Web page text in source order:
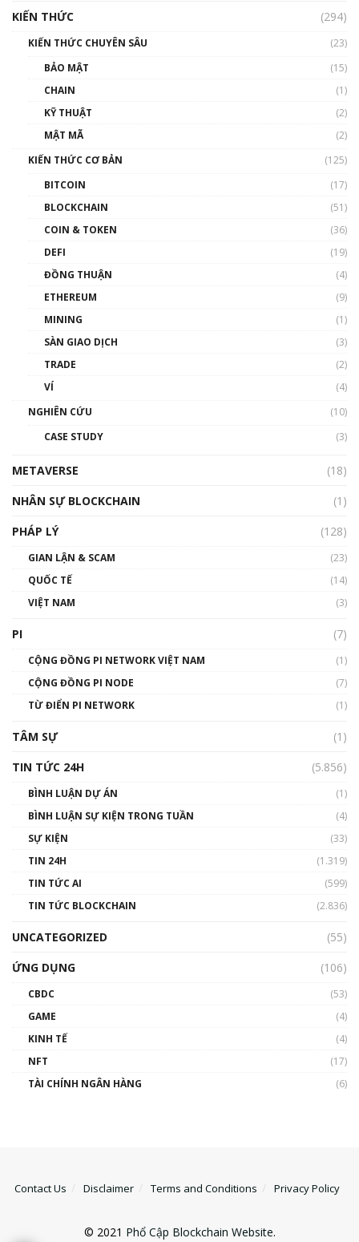
00:43:47
như thể nào?
00:39:31
Phổ cập Blockchain
thống & Crypto qua các cuộc chiến | Phổ cập
01:32:59
gió ấm
Talkshow 14: MemeCoin – Trò đùa tỷ đô
01:29:26
KIẾN THỨC
(294)
KIẾN THỨC CHUYÊN SÂU
(23)
BẢO MẬT
(15)
CHAIN
(1)
KỸ THUẬT
(2)
MẬT MÃ
(2)
KIẾN THỨC CƠ BẢN
(125)
BITCOIN
(17)
BLOCKCHAIN
(51)
COIN & TOKEN
(36)
DEFI
(19)
ĐỒNG THUẬN
(4)
ETHEREUM
(9)
MINING
(1)
SÀN GIAO DỊCH
(3)
TRADE
(2)
VÍ
(4)
NGHIÊN CỨU
(10)
CASE STUDY
(3)
METAVERSE
(18)
NHÂN SỰ BLOCKCHAIN
(1)
PHÁP LÝ
(128)
GIAN LẬN & SCAM
(23)
QUỐC TẾ
(14)
VIỆT NAM
(3)
PI (7)
CỘNG ĐỒNG PI NETWORK VIỆT NAM
(1)
CỘNG ĐỒNG PI NODE
(7)
TỪ ĐIỂN PI NETWORK
(1)
TÂM SỰ
(1)
TIN TỨC 24H
(5.856)
BÌNH LUẬN DỰ ÁN
(1)
BÌNH LUẬN SỰ KIỆN TRONG TUẦN
(4)
SỰ KIỆN
(33)
TIN 24H
(1.319)
TIN TỨC AI
(599)
TIN TỨC BLOCKCHAIN
(2.836)
UNCATEGORIZED
(55)
ỨNG DỤNG
(106)
CBDC
(53)
GAME
(4)
KINH TẾ
(4)
NFT
(17)
TÀI CHÍNH NGÂN HÀNG
(6)
Contact Us Disclaimer Terms and Conditions Privacy Policy
© 2021 Phổ Cập Blockchain Website.